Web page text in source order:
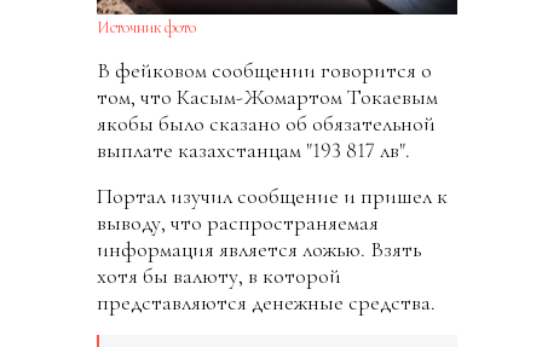
Источник фото
В фейковом сообщении говорится о
том, что Касым-Жомартом Токаевым
якобы было сказано об обязательной
выплате казахстанцам "193 817 лв".
Портал изучил сообщение и пришел к
выводу, что распространяемая
информация является ложью. Взять
хотя бы валюту, в которой
представляются денежные средства.